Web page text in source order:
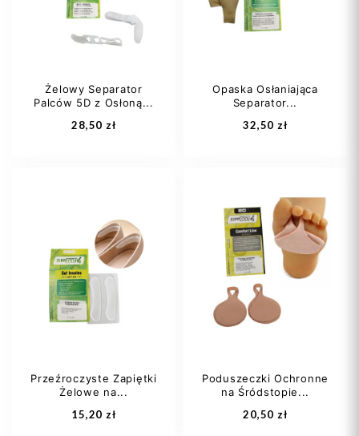
Żelowy Separator
Palców 5D z Osłoną...
28,50 zł
Dodaj do koszyka
Opaska Osłaniająca
Separator...
32,50 zł
Dodaj do koszyka
Przeźroczyste Zapiętki
Żelowe na...
15,20 zł
Poduszeczki Ochronne
na Śródstopie...
20,50 zł